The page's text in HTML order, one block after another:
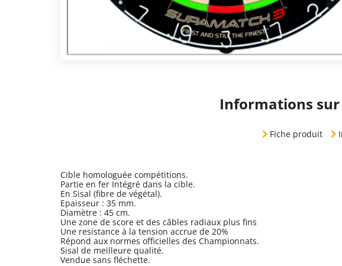
Informations sur
Fiche produit
Cible homologuée compétitions.
Partie en fer Intégré dans la cible.
En Sisal (fibre de végétal).
Epaisseur : 35 mm.
Diamètre : 45 cm.
Une zone de score et des câbles radiaux plus fins
Une resistance à la tension accrue de 20%
Répond aux normes officielles des Championnats.
Sisal de meilleure qualité.
Vendue sans fléchette.